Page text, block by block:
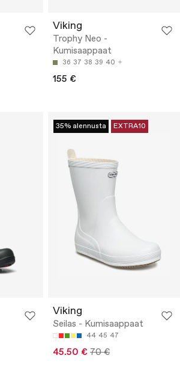
Viking
Trophy Neo -
Kumisaappaat
36 37 38 39 40
155 €
35% alennusta EXTRA10
Viking
Seilas - Kumisaappaat
44 45 47
45.50 € 70 €